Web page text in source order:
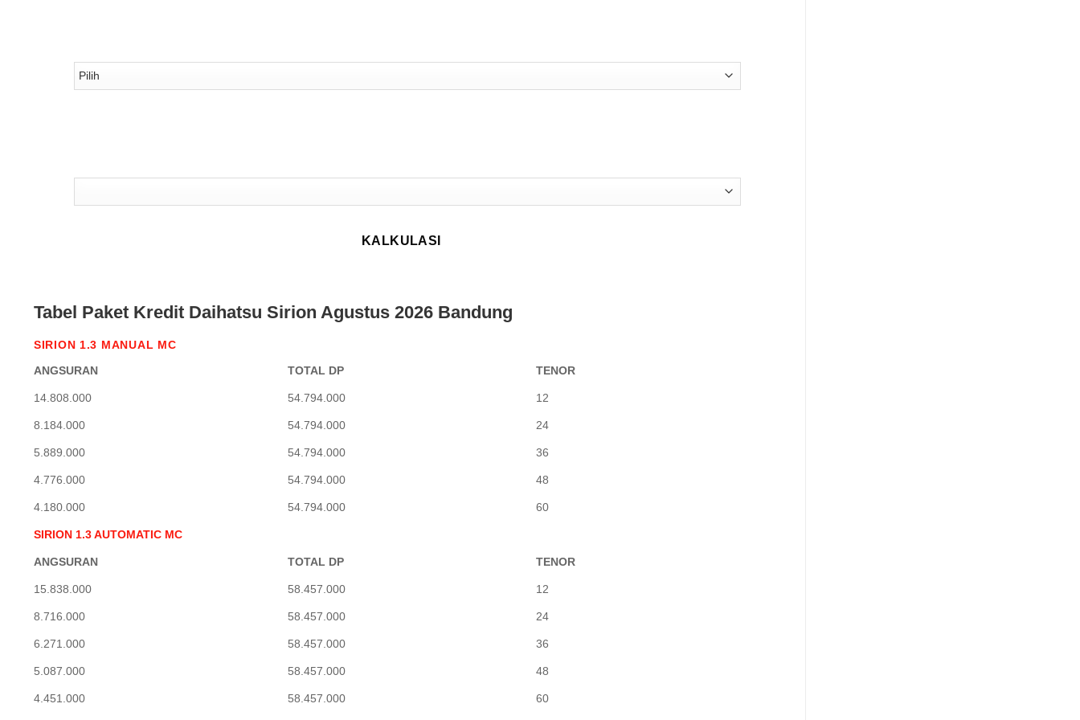
Tabel Paket Kredit Daihatsu Sirion Agustus 2026 Bandung
SIRION 1.3 MANUAL MC
ANGSURAN
TOTAL DP TENOR
14.808.000 54.794.000 12
8.184.000 54.794.000 24
5.889.000 54.794.000 36
4.776.000 54.794.000 48
4.180.000 54.794.000 60
SIRION 1.3 AUTOMATIC MC
ANGSURAN TOTAL DP TENOR
15.838.000 58.457.000 12
8.716.000 58.457.000 24
6.271.000 58.457.000 36
5.087.000 58.457.000 48
4.451.000 58.457.000 60